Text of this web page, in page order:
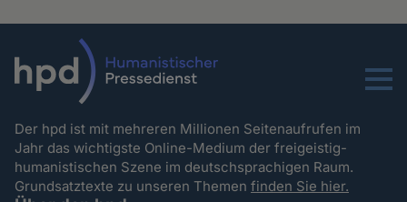
Menu
Der hpd ist mit mehreren Millionen Seitenaufrufen im
Jahr das wichtigste Online-Medium der freigeistig-
humanistischen Szene im deutschsprachigen Raum.
Grundsatztexte zu unseren Themenfinden Sie hier.